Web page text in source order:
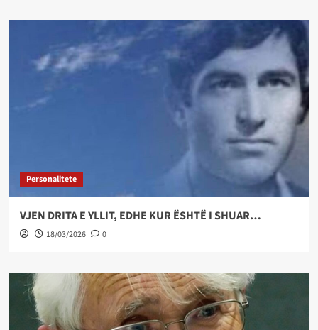
Personalitete
VJEN DRITA E YLLIT, EDHE KUR ËSHTË I SHUAR…
18/03/2026 0